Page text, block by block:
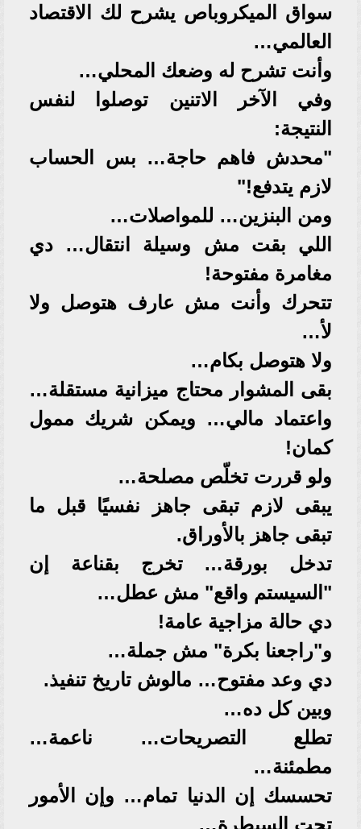
سواق الميكروباص يشرح لك الاقتصاد
العالمي…
وأنت تشرح له وضعك المحلي…
وفي الآخر الاتنين توصلوا لنفس
النتيجة:
"محدش فاهم حاجة… بس الحساب
لازم يتدفع!"
ومن البنزين… للمواصلات…
اللي بقت مش وسيلة انتقال… دي
مغامرة مفتوحة!
تتحرك وأنت مش عارف هتوصل ولا
لأ…
ولا هتوصل بكام…
بقى المشوار محتاج ميزانية مستقلة…
واعتماد مالي… ويمكن شريك ممول
كمان!
ولو قررت تخلّص مصلحة…
يبقى لازم تبقى جاهز نفسيًا قبل ما
تبقى جاهز بالأوراق.
تدخل بورقة… تخرج بقناعة إن
"السيستم واقع" مش عطل…
دي حالة مزاجية عامة!
و"راجعنا بكرة" مش جملة…
دي وعد مفتوح… مالوش تاريخ تنفيذ.
وبين كل ده…
تطلع التصريحات… ناعمة…
مطمئنة…
تحسسك إن الدنيا تمام… وإن الأمور
تحت السيطرة…